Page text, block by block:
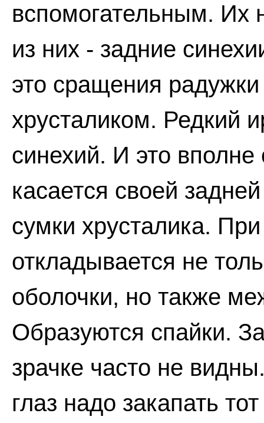
вспомогательным. Их
из них - задние
это сращения
хрусталиком. Редкий
синехий. И это
касается своей
сумки хрусталика.
откладывается не
оболочки, но также
Образуются спайки.
зрачке часто не
глаз надо закапать